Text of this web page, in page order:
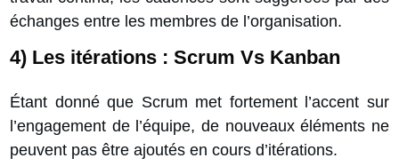
échanges entre les membres de l’organisation.
4) Les itérations : Scrum Vs Kanban
Étant donné que Scrum met fortement l’accent sur
l’engagement de l’équipe, de nouveaux éléments ne
peuvent pas être ajoutés en cours d’itérations.